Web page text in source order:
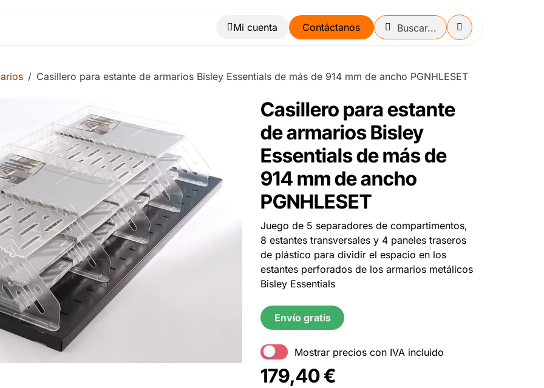
Blog Contáctanos
Casillero para estante de armarios Bisley Essentials de más de 914 mm de ancho PGNHLESET
Casillero para estante
de armarios Bisley
Essentials de más de
914 mm de ancho
PGNHLESET
Juego de 5 separadores de compartimentos,
8 estantes transversales y 4 paneles traseros
de plástico para dividir el espacio en los
estantes perforados de los armarios metálicos
Bisley Essentials
Envío gratis
Mostrar precios con IVA incluido
179,40€